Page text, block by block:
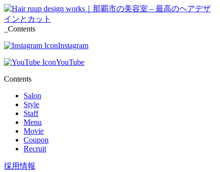
_Contents
Instagram
YouTube
Contents
Salon
Style
Staff
Menu
Movie
Coupon
Recruit
採用情報